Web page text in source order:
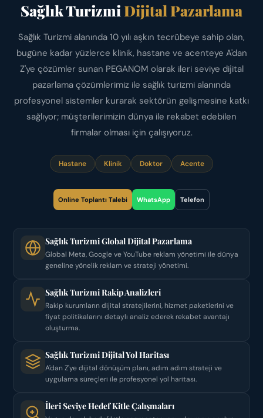
Sağlık TurizmiDijital Pazarlama
Sağlık Turizmi alanında 10 yılı aşkın tecrübeye sahip olan,
bugüne kadar yüzlerce klinik, hastane ve acenteye A'dan
Z'ye çözümler sunan PEGANOM olarak ileri seviye dijital
pazarlama çözümlerimiz ile sağlık turizmi alanında
profesyonel sistemler kurarak sektörün gelişmesine katkı
sağlıyor; müşterilerimizin dünya ile rekabet edebilen
firmalar olması için çalışıyoruz.
Hastane Klinik Doktor Acente
Online Toplantı Talebi WhatsApp Telefon
Sağlık Turizmi Global Dijital Pazarlama
Global Meta, Google ve YouTube reklam yönetimi ile dünya
geneline yönelik reklam ve strateji yönetimi.
Sağlık Turizmi Rakip Analizleri
Rakip kurumların dijital stratejilerini, hizmet paketlerini ve
fiyat politikalarını detaylı analiz ederek rekabet avantajı
oluşturma.
Sağlık Turizmi Dijital Yol Haritası
A'dan Z'ye dijital dönüşüm planı, adım adım strateji ve
uygulama süreçleri ile profesyonel yol haritası.
İleri Seviye Hedef Kitle Çalışmaları